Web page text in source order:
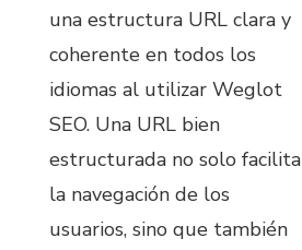
una estructura URL clara y
coherente en todos los
idiomas al utilizar Weglot
SEO. Una URL bien
estructurada no solo facilita
la navegación de los
usuarios, sino que también